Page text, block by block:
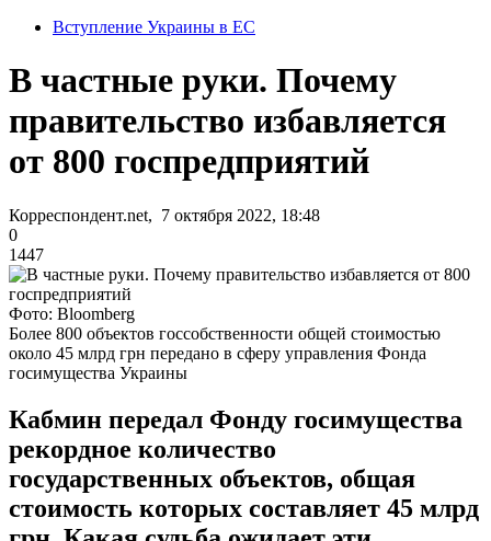
Вступление Украины в ЕС
В частные руки. Почему
правительство избавляется
от 800 госпредприятий
Корреспондент.net, 7 октября 2022, 18:48
0
1447
Фото: Bloomberg
Более 800 объектов госсобственности общей стоимостью
около 45 млрд грн передано в сферу управления Фонда
госимущества Украины
Кабмин передал Фонду госимущества
рекордное количество
государственных объектов, общая
стоимость которых составляет 45 млрд